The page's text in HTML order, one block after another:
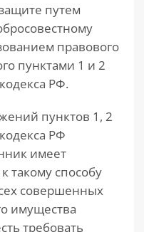
путем
правового
пунктами 1 и 2
РФ.
пунктов 1, 2
РФ
имеет
такому способу
совершенных
имущества
требовать